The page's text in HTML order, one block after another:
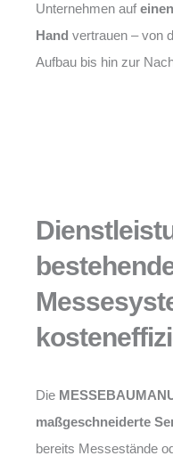
Unternehmen auf
Hand vertrauen – von
Aufbau bis hin zur
Die
maßgeschneiderte
bereits Messestände